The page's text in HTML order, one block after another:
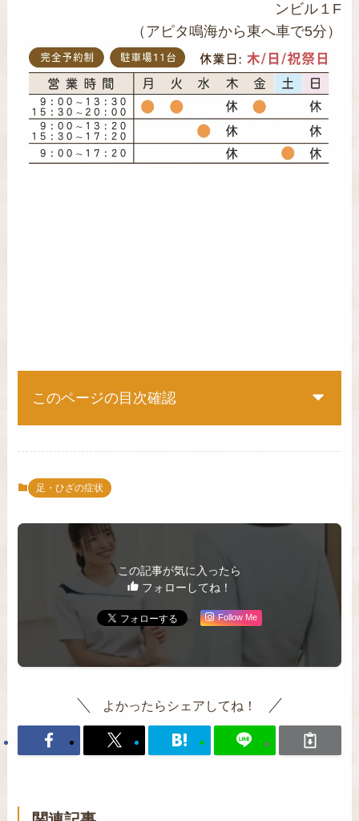
ンビル１F
（アピタ鳴海から東へ車で5分）
このページの目次確認
足・ひざの症状
この記事が気に入ったら
フォローしてね！
Follow Me
よかったらシェアしてね！